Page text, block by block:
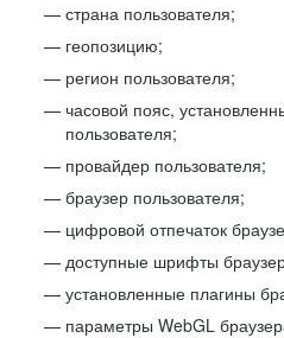
страна пользователя;
геопозицию;
регион пользователя;
часовой пояс,
пользователя;
провайдер пользователя;
браузер пользователя;
цифровой отпечаток
доступные шрифты
установленные плагины
параметры WebGL